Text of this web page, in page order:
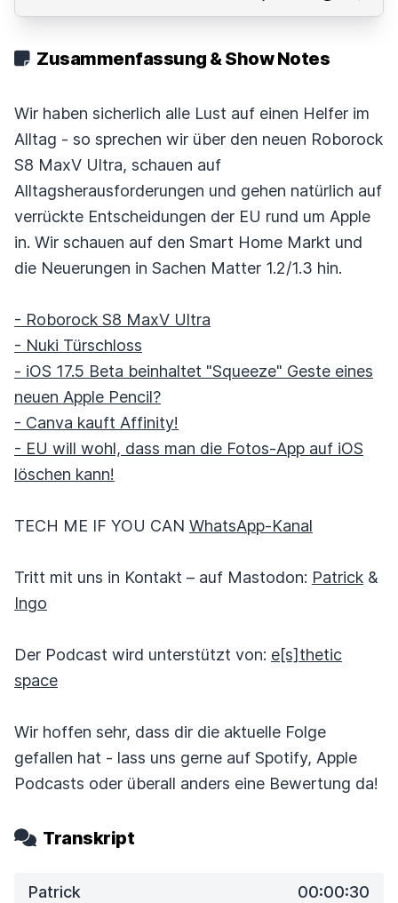
Zusammenfassung & Show Notes
Wir haben sicherlich alle Lust auf einen Helfer im
Alltag - so sprechen wir über den neuen Roborock
S8 MaxV Ultra, schauen auf
Alltagsherausforderungen und gehen natürlich auf
verrückte Entscheidungen der EU rund um Apple
in. Wir schauen auf den Smart Home Markt und
die Neuerungen in Sachen Matter 1.2/1.3 hin.
- Roborock S8 MaxV Ultra
- Nuki Türschloss
- iOS 17.5 Beta beinhaltet "Squeeze" Geste eines
neuen Apple Pencil?
- Canva kauft Affinity!
- EU will wohl, dass man die Fotos-App auf iOS
löschen kann!
TECH ME IF YOU CAN WhatsApp-Kanal
Tritt mit uns in Kontakt – auf Mastodon: Patrick &
Ingo
Der Podcast wird unterstützt von: e[s]thetic
space
Wir hoffen sehr, dass dir die aktuelle Folge
gefallen hat - lass uns gerne auf Spotify, Apple
Podcasts oder überall anders eine Bewertung da!
Transkript
Patrick 00:00:30